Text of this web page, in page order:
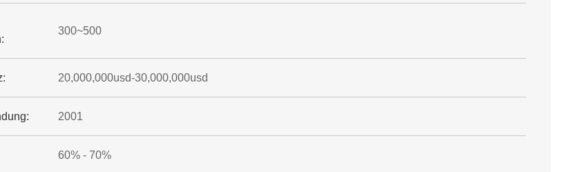
300~500
20,000,000usd-30,000,000usd
2001
60% - 70%